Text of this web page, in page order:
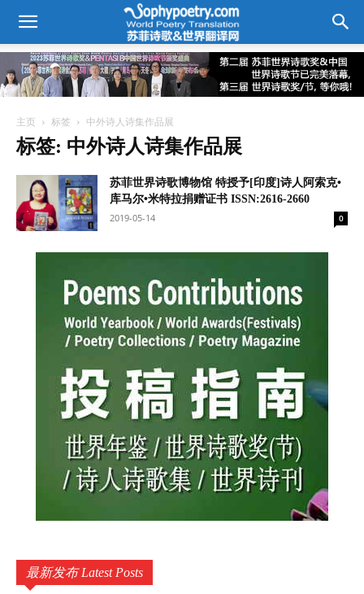
主页 标签 中外诗人诗集作品展
标签: 中外诗人诗集作品展
苏菲世界诗歌博物馆 特授予[印度]诗人阿索克•
库马尔•米特拉捐赠证书 ISSN:2616-2660
2019-05-14
0
最新发布 Latest Posts